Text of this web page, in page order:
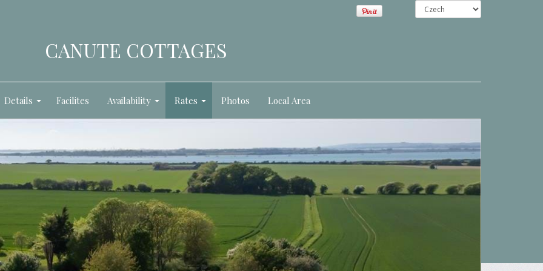
CANUTE COTTAGES
Details Facilites Availability Rates Photos Local Area